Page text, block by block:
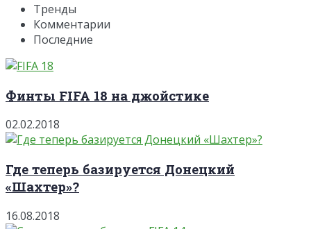
Тренды
Комментарии
Последние
Финты FIFA 18 на джойстике
02.02.2018
Где теперь базируется Донецкий
«Шахтер»?
16.08.2018